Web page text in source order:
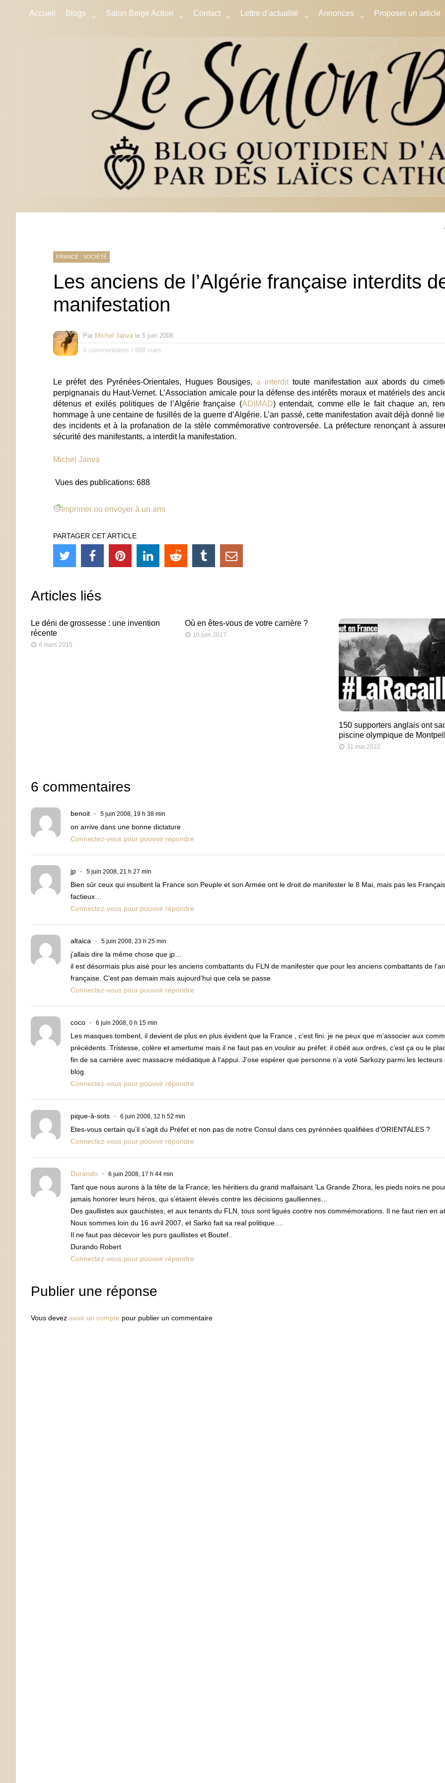
Accueil Blogs Salon Beige Action Contact Lettre d’actualité Annonces Proposer un article
FRANCE : SOCIÉTÉ
Les anciens de l’Algérie française interdits
manifestation
Par Michel Janva le 5 juin 2008
6 commentaires / 688 vues
Le préfet des Pyrénées-Orientales, Hugues Bousiges, a interdittoute manifestation aux abords du
perpignanais du Haut-Vernet. L’Association amicale pour la défense des intérêts moraux et matériels des
détenus et exilés politiques de l’Algérie française (ADIMAD) entendait, comme elle le fait chaque an,
hommage à une centaine de fusillés de la guerre d’Algérie. L’an passé, cette manifestation avait déjà donné
des incidents et à la profanation de la stèle commémorative controversée. La préfecture renonçant à
sécurité des manifestants, a interdit la manifestation.
Michel Janva
Vues des publications: 688
Imprimer ou envoyer à un ami
PARTAGER CET ARTICLE
Articles liés
Le déni de grossesse : une invention
récente
6 mars 2015
Où en êtes-vous de votre carrière ?
10 juin 2017
150 supporters anglais ont
piscine olympique de
31 mai 2022
6 commentaires
benoit 5 juin 2008, 19 h 38 min
on arrive dans une bonne dictature .
Connectez-vous pour pouvoir répondre
jp 5 juin 2008, 21 h 27 min
Bien sûr ceux qui insultent la France son Peuple et son Armée ont le droit de manifester le 8 Mai, mais pas les Français
factieux…
Connectez-vous pour pouvoir répondre
altaica 5 juin 2008, 23 h 25 min
j’allais dire la même chose que jp…
il est désormais plus aisé pour les anciens combattants du FLN de manifester que pour les anciens combattants de
française. C’est pas demain mais aujourd’hui que cela se passe
Connectez-vous pour pouvoir répondre
coco 6 juin 2008, 0 h 15 min
Les masques tombent, il devient de plus en plus évident que la France , c’est fini. je ne peux que m’associer aux
précédents. Tristesse, colère et amertume mais il ne faut pas en vouloir au préfet: il obéit aux ordres, c’est ça ou le
fin de sa carrière avec massacre médiatique à l’appui. J’ose espérer que personne n’a voté Sarkozy parmi les lecteurs
blog.
Connectez-vous pour pouvoir répondre
pique-à-sots 6 juin 2008, 12 h 52 min
Etes-vous certain qu’il s’agit du Préfet et non pas de notre Consul dans ces pyrénnées qualifiées d’ORIENTALES ?
Connectez-vous pour pouvoir répondre
Durando 6 juin 2008, 17 h 44 min
Tant que nous aurons à la tête de la France, les héritiers du grand malfaisant ‘La Grande Zhora, les pieds noirs ne
jamais honorer leurs héros, qui s’étaient élevés contre les décisions gaulliennes…
Des gaullistes aux gauchistes, et aux tenants du FLN, tous sont ligués contre nos commémorations. Il ne faut rien en
Nous sommes loin du 16 avril 2007, et Sarko fait sa real politique….
Il ne faut pas décevoir les purs gaullistes et Boutef..
Durando Robert
Connectez-vous pour pouvoir répondre
Publier une réponse
Vous devez avoir un compte pour publier un commentaire